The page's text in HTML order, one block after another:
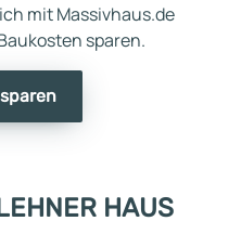
mit Massivhaus.de
sparen.
HAUS